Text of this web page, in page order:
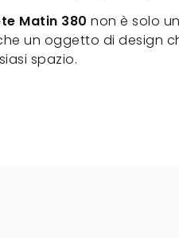
Matin 380 non è solo un
un oggetto di design
spazio.